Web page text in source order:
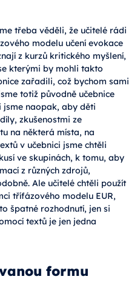
třeba věděli, že učitelé rádi
modelu učení evokace
z kurzů kritického myšlení,
kterými by mohli takto
zařadili, což bychom sami
totiž původně učebnice
naopak, aby děti
zkušenostmi ze
na některá místa, na
v učebnici jsme chtěli
ve skupinách, k tomu, aby
z různých zdrojů,
Ale učitelé chtěli použít
třífázového modelu EUR,
špatné rozhodnutí, jen si
textů je jen jedna
formu